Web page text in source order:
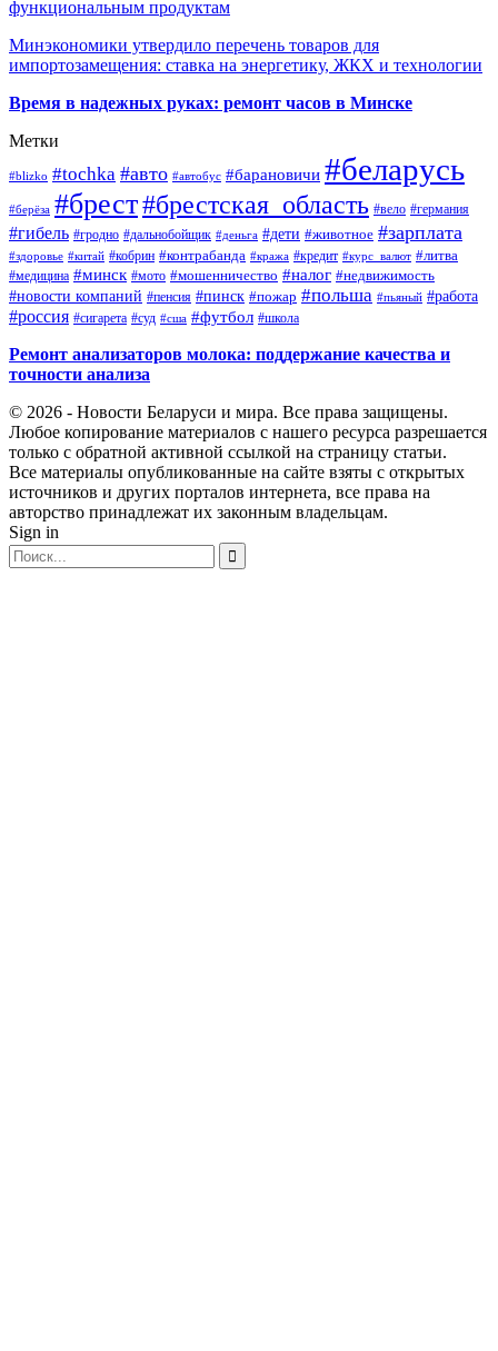
функциональным продуктам
Минэкономики утвердило перечень товаров для
импортозамещения: ставка на энергетику, ЖКХ и технологии
Время в надежных руках: ремонт часов в Минске
Метки
#blizko #tochka #авто #автобус #барановичи #беларусь
#берёза #брест#брестская_область #вело #германия
#гибель #гродно #дальнобойщик #деньга #дети #животное #зарплата
#здоровье #китай #кобрин #контрабанда #кража #кредит #курс_валют #литва
#медицина #минск #мото #мошенничество #налог #недвижимость
#новости компаний #пенсия #пинск #пожар #польша #пьяный #работа
#россия #сигарета #суд #сша #футбол #школа
Ремонт анализаторов молока: поддержание качества и
точности анализа
© 2026 - Новости Беларуси и мира. Все права защищены.
Любое копирование материалов с нашего ресурса разрешается
только с обратной активной ссылкой на страницу статьи.
Все материалы опубликованные на сайте взяты с открытых
источников и других порталов интернета, все права на
авторство принадлежат их законным владельцам.
Sign in